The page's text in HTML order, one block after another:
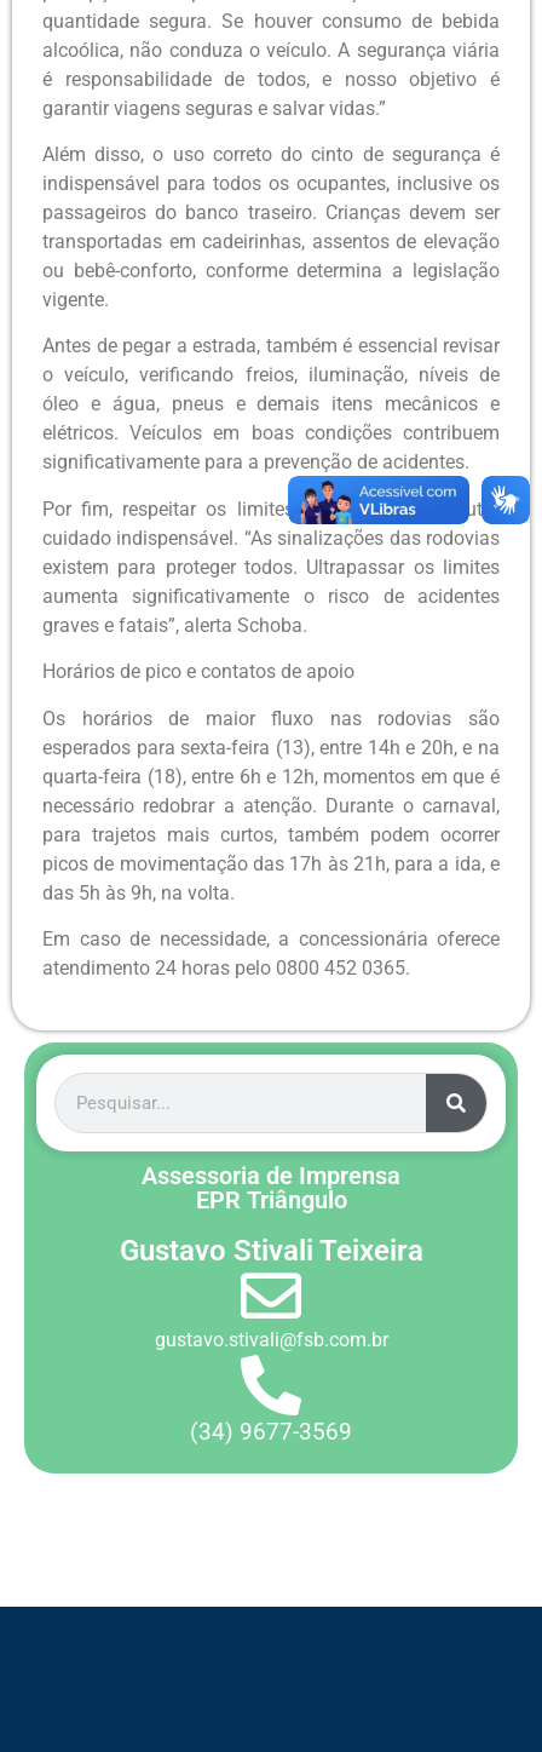
Assessoria de Imprensa
EPR Triângulo
Gustavo Stivali Teixeira
gustavo.stivali@fsb.com.br
(34) 9677-3569
quantidade segura. Se houver consumo de bebida
alcoólica, não conduza o veículo. A segurança viária
é responsabilidade de todos, e nosso objetivo é
garantir viagens seguras e salvar vidas.”
Além disso, o uso correto do cinto de segurança é
indispensável para todos os ocupantes, inclusive os
passageiros do banco traseiro. Crianças devem ser
transportadas em cadeirinhas, assentos de elevação
ou bebê-conforto, conforme determina a legislação
vigente.
Antes de pegar a estrada, também é essencial revisar
o veículo, verificando freios, iluminação, níveis de
óleo e água, pneus e demais itens mecânicos e
elétricos. Veículos em boas condições contribuem
significativamente para a prevenção de acidentes.
Por fim, respeitar os limites de velocidade é outro
cuidado indispensável. “As sinalizações das rodovias
existem para proteger todos. Ultrapassar os limites
aumenta significativamente o risco de acidentes
graves e fatais”, alerta Schoba.
Horários de pico e contatos de apoio
Os horários de maior fluxo nas rodovias são
esperados para sexta-feira (13), entre 14h e 20h, e na
quarta-feira (18), entre 6h e 12h, momentos em que é
necessário redobrar a atenção. Durante o carnaval,
para trajetos mais curtos, também podem ocorrer
picos de movimentação das 17h às 21h, para a ida, e
das 5h às 9h, na volta.
Em caso de necessidade, a concessionária oferece
atendimento 24 horas pelo 0800 452 0365.